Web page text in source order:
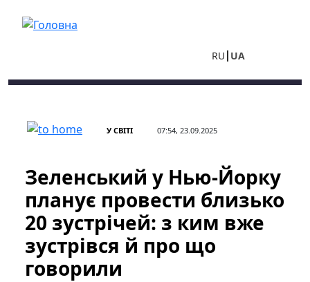
RU UA
У СВІТІ 07:54, 23.09.2025
Зеленський у Нью-Йорку
планує провести близько
20 зустрічей: з ким вже
зустрівся й про що
говорили